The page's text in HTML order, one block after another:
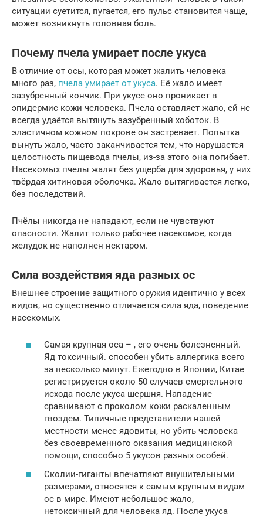
ситуации суетится, пугается, его пульс становится чаще,
может возникнуть головная боль.
Почему пчела умирает после укуса
В отличие от осы, которая может жалить человека
много раз, пчела умирает от укуса. Её жало имеет
зазубренный кончик. При укусе оно проникает в
эпидермис кожи человека. Пчела оставляет жало, ей не
всегда удаётся вытянуть зазубренный хоботок. В
эластичном кожном покрове он застревает. Попытка
вынуть жало, часто заканчивается тем, что нарушается
целостность пищевода пчелы, из-за этого она погибает.
Насекомых пчелы жалят без ущерба для здоровья, у них
твёрдая хитиновая оболочка. Жало вытягивается легко,
без последствий.
Пчёлы никогда не нападают, если не чувствуют
опасности. Жалит только рабочее насекомое, когда
желудок не наполнен нектаром.
Сила воздействия яда разных ос
Внешнее строение защитного оружия идентично у всех
видов, но существенно отличается сила яда, поведение
насекомых.
Самая крупная оса – , его очень болезненный.
Яд токсичный. способен убить аллергика всего
за несколько минут. Ежегодно в Японии, Китае
регистрируется около 50 случаев смертельного
исхода после укуса шершня. Нападение
сравнивают с проколом кожи раскаленным
гвоздем. Типичные представители нашей
местности менее ядовиты, но убить человека
без своевременного оказания медицинской
помощи, способно 5 укусов разных особей.
Сколии-гиганты впечатляют внушительными
размерами, относятся к самым крупным видам
ос в мире. Имеют небольшое жало,
нетоксичный для человека яд. После укуса